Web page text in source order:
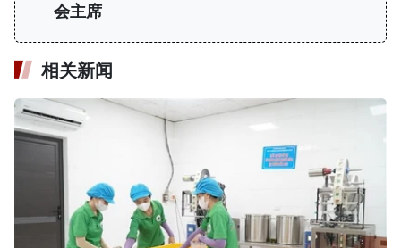
会主席
相关新闻